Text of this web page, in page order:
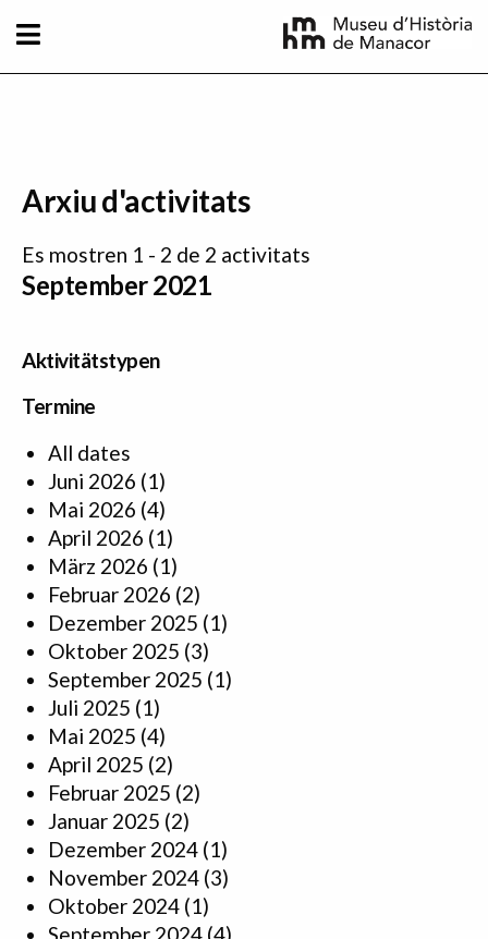
Arxiu d'activitats
Es mostren 1 - 2 de 2 activitats
September 2021
Aktivitätstypen
Termine
All dates
Juni 2026 (1)
Mai 2026 (4)
April 2026 (1)
März 2026 (1)
Februar 2026 (2)
Dezember 2025 (1)
Oktober 2025 (3)
September 2025 (1)
Juli 2025 (1)
Mai 2025 (4)
April 2025 (2)
Februar 2025 (2)
Januar 2025 (2)
Dezember 2024 (1)
November 2024 (3)
Oktober 2024 (1)
September 2024 (4)